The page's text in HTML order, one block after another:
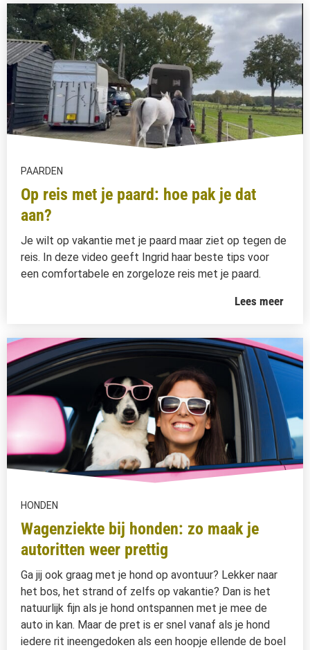
PAARDEN
Op reis met je paard: hoe pak je dat
aan?
Je wilt op vakantie met je paard maar ziet op tegen de
reis. In deze video geeft Ingrid haar beste tips voor
een comfortabele en zorgeloze reis met je paard.
Lees meer
HONDEN
Wagenziekte bij honden: zo maak je
autoritten weer prettig
Ga jij ook graag met je hond op avontuur? Lekker naar
het bos, het strand of zelfs op vakantie? Dan is het
natuurlijk fijn als je hond ontspannen met je mee de
auto in kan. Maar de pret is er snel vanaf als je hond
iedere rit ineengedoken als een hoopje ellende de boel